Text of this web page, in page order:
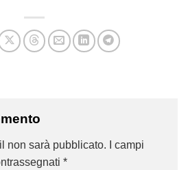
non sarà pubblicato.
I campi
*